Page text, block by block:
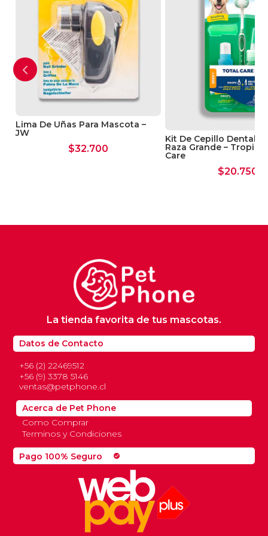
dentro de un pedazo de carne,queso u otro
alimento, o triturado con la comida.
No usar : En Perras durante la Preñez
Lima De Uñas Para Mascota –
JW
$32.700
Kit De Cepillo Dental
Raza Grande –
Care
$20.750
Pago 100% Seguro check_circle
Datos de Contacto
+56 (2) 22469512
+56 (9) 3378 5146
ventas@petphone.cl
La tienda favorita de tus mascotas.
Acerca de Pet Phone
Como Comprar
Terminos y Condiciones